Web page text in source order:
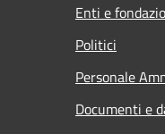
Enti e
Politici
Personale
Documenti e